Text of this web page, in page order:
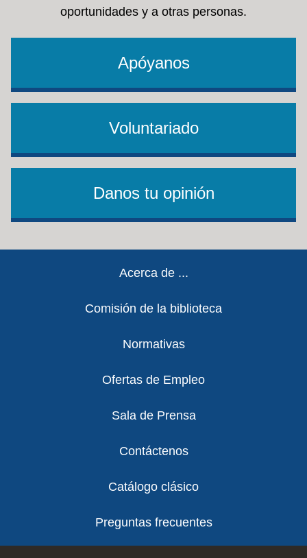
oportunidades y a otras personas.
Apóyanos
Voluntariado
Danos tu opinión
Acerca de ...
Comisión de la biblioteca
Normativas
Ofertas de Empleo
Sala de Prensa
Contáctenos
Catálogo clásico
Preguntas frecuentes